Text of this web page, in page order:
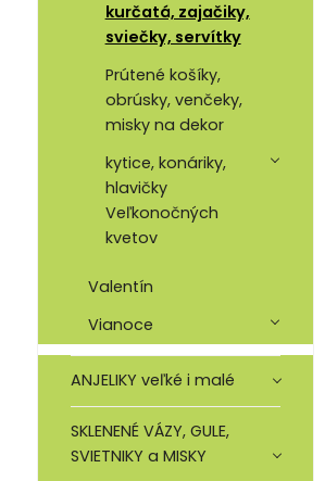
kurčatá, zajačiky,
sviečky, servítky
Prútené košíky,
obrúsky, venčeky,
misky na dekor
kytice, konáriky,
hlavičky
Veľkonočných
kvetov
Valentín
Vianoce
ANJELIKY veľké i malé
SKLENENÉ VÁZY, GULE,
SVIETNIKY a MISKY